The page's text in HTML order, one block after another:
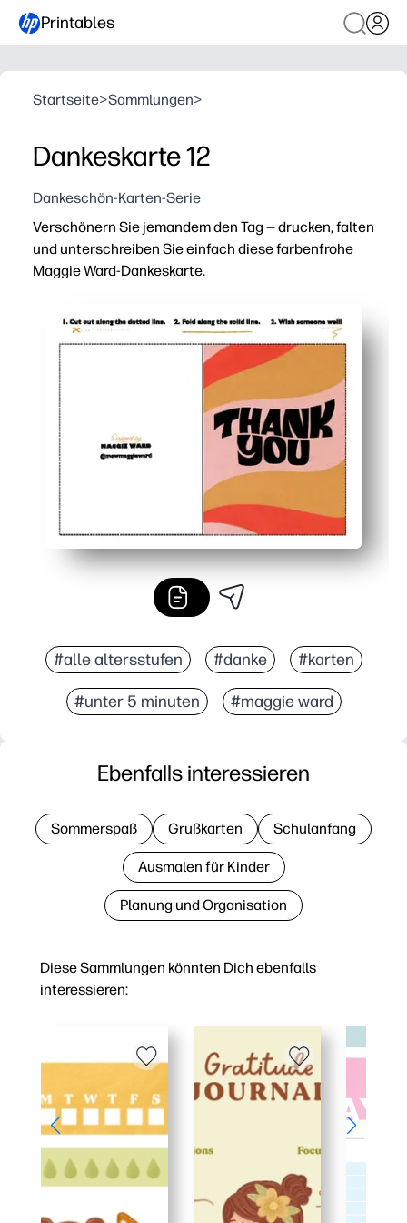
Printables
Startseite>Sammlungen>
Dankeskarte 12
Dankeschön-Karten-Serie
Verschönern Sie jemandem den Tag — drucken, falten
und unterschreiben Sie einfach diese farbenfrohe
Maggie Ward-Dankeskarte.
Lebendige, kinderfreundliche Kunstwerke lassen
Vielseitig für Eltern, Lehrer und Familien — perfekt für
Einfach zu personalisieren — fügen Sie Ihre eigene
#alle altersstufen #danke #karten
#unter 5 minuten #maggie ward
Diese Sammlungen könnten Dich ebenfalls
interessieren:
Ebenfalls interessieren
Sommerspaß Grußkarten Schulanfang
Ausmalen für Kinder
Planung und Organisation